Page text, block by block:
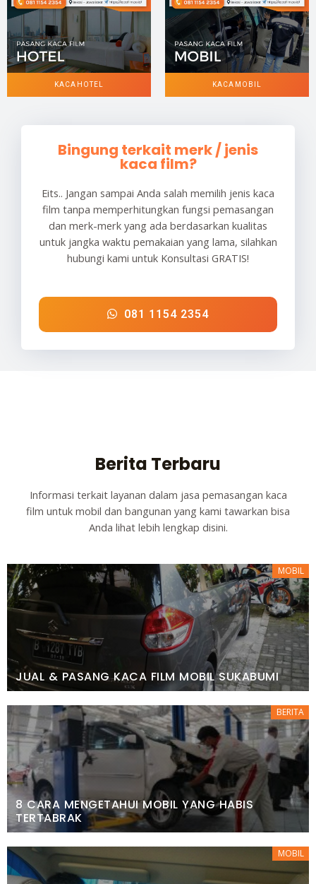
KACA HOTEL KACA MOBIL
Bingung terkait merk / jenis
kaca film?
Eits.. Jangan sampai Anda salah memilih jenis kaca
film tanpa memperhitungkan fungsi pemasangan
dan merk-merk yang ada berdasarkan kualitas
untuk jangka waktu pemakaian yang lama, silahkan
hubungi kami untuk Konsultasi GRATIS!
081 1154 2354
Berita Terbaru
Informasi terkait layanan dalam jasa pemasangan kaca
film untuk mobil dan bangunan yang kami tawarkan bisa
Anda lihat lebih lengkap disini.
MOBIL
JUAL & PASANG KACA FILM MOBIL SUKABUMI
BERITA
8 CARA MENGETAHUI MOBIL YANG HABIS
TERTABRAK
MOBIL